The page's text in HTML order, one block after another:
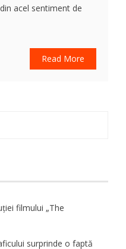
acel sentiment de
Read More
filmului „The
surprinde o faptă